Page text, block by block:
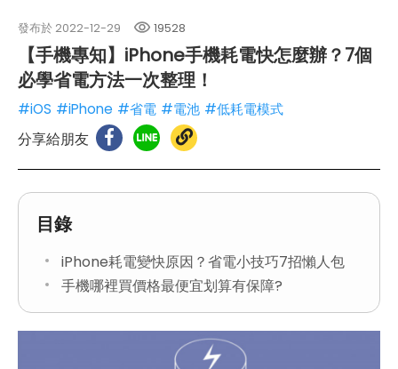
發布於 2022-12-29 19528
【手機專知】iPhone手機耗電快怎麼辦？7個
必學省電方法一次整理！
#iOS #iPhone #省電 #電池 #低耗電模式
分享給朋友
目錄
iPhone耗電變快原因？省電小技巧7招懶人包
手機哪裡買價格最便宜划算有保障?